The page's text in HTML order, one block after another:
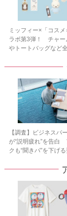
ミッフィー×「コス
ラボ第3弾！ チャー
やトートバッグなど
【調査】ビジネスパ
が“説明疲れ”を告白
クも“聞きパ”を下げ